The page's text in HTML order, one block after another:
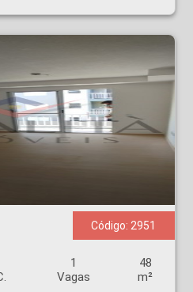
Código: 2951
1
Vagas
48
m²